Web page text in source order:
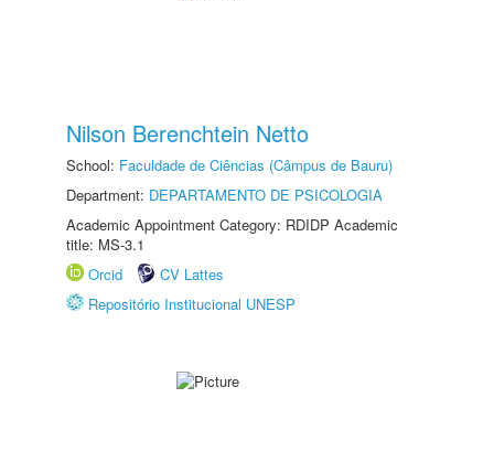
Nilson Berenchtein Netto
School: Faculdade de Ciências (Câmpus de Bauru)
Department: DEPARTAMENTO DE PSICOLOGIA
Academic Appointment Category: RDIDP Academic
title: MS-3.1
Orcid
CV Lattes
Repositório Institucional UNESP